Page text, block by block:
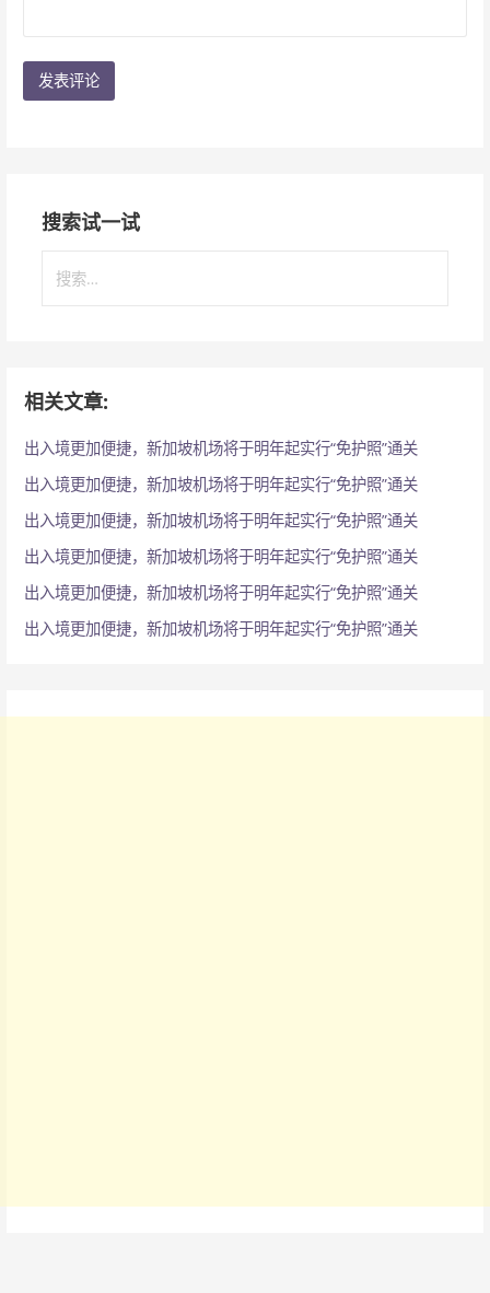
搜索试一试
索
相关文章:
出入境更加便捷，新加坡机场将于明年起实行“免护照”通关
出入境更加便捷，新加坡机场将于明年起实行“免护照”通关
出入境更加便捷，新加坡机场将于明年起实行“免护照”通关
出入境更加便捷，新加坡机场将于明年起实行“免护照”通关
出入境更加便捷，新加坡机场将于明年起实行“免护照”通关
出入境更加便捷，新加坡机场将于明年起实行“免护照”通关